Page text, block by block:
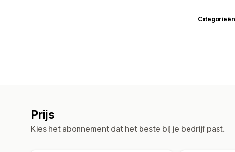
Categorieën
Prijs
Kies het abonnement dat het beste bij je bedrijf past.